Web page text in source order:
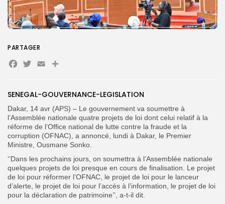
FR
SENEGAL-GOUVERNANCE-LEGISLATION
Dakar, 14 avr (APS) – Le gouvernement va soumettre à
l’Assemblée nationale quatre projets de loi dont celui relatif à la
réforme de l’Office national de lutte contre la fraude et la
corruption (OFNAC), a annoncé, lundi à Dakar, le Premier
Ministre, Ousmane Sonko.
‘’Dans les prochains jours, on soumettra à l’Assemblée nationale
quelques projets de loi presque en cours de finalisation. Le projet
de loi pour réformer l’OFNAC, le projet de loi pour le lanceur
d’alerte, le projet de loi pour l’accès à l’information, le projet de loi
pour la déclaration de patrimoine’’, a-t-il dit.
PARTAGER
Facebook
Twitter
EmailPartager